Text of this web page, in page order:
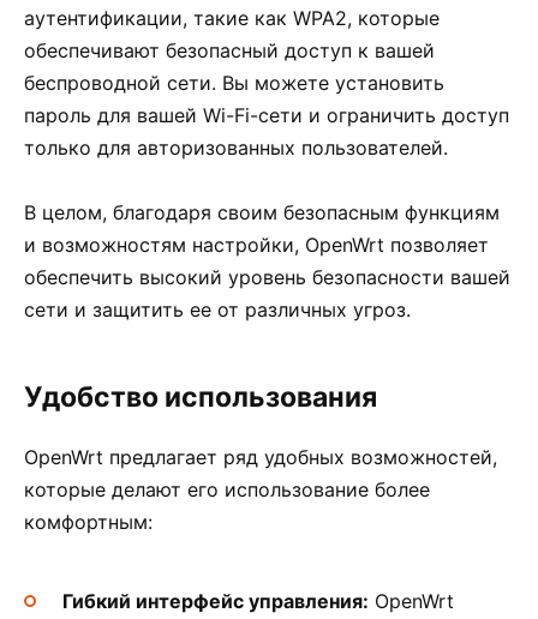
аутентификации, такие как WPA2, которые
обеспечивают безопасный доступ к вашей
беспроводной сети. Вы можете установить
пароль для вашей Wi-Fi-сети и ограничить доступ
только для авторизованных пользователей.
В целом, благодаря своим безопасным функциям
и возможностям настройки, OpenWrt позволяет
обеспечить высокий уровень безопасности вашей
сети и защитить ее от различных угроз.
Удобство использования
OpenWrt предлагает ряд удобных возможностей,
которые делают его использование более
комфортным:
Гибкий интерфейс управления: OpenWrt